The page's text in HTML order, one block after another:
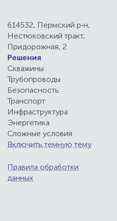
614532, Пермский р‑н,
Нестюковский тракт,
Придорожная, 2
Решения
Скважины
Трубопроводы
Безопасность
Транспорт
Инфраструктура
Энергетика
Сложные условия
Включить темную тему
Правила обработки
данных